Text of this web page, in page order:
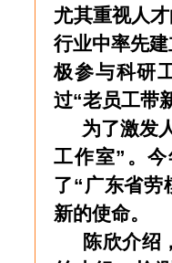
尤其重视人
行业中率先
极参与科研
过“老员工带
为了激发人
工作室”。
了“广东省劳
新的使命。
陈欣介绍，